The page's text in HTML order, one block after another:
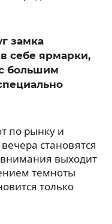
замка
себе ярмарки,
большим
по рынку и
становятся
выходит
темноты
только